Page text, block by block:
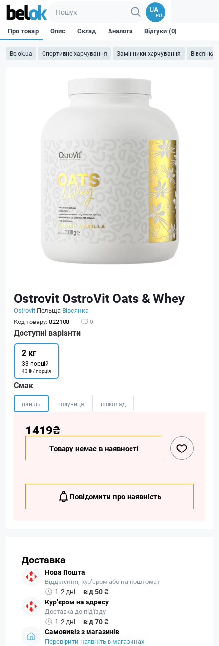
UA
RU
Belok.ua Спортивне харчування Замінники харчування Вівсянка
Про товар Опис Склад Аналоги Відгуки (0)
Ostrovit OstroVit Oats & Whey
Ostrovit Польща Вівсянка
Код товару:822108 0
Доступні варіанти
2 кг
33 порцій
43 ₴ / порція
Смак
ваніль полуниця шоколад
1419₴
Товару немає в наявності
Повідомити про наявність
Доставка
Нова Пошта
Відділення, кур’єром або на поштомат
1-2 дні
від 50 ₴
Кур’єром на адресу
Доставка до під'їзду
1-2 дні
від 70 ₴
Самовивіз з магазинів
Перевірити наявніть в магазинах